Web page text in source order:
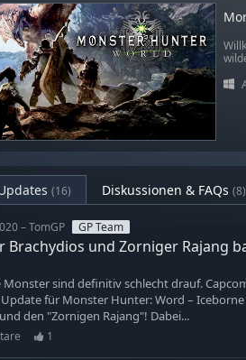
(16) Diskussionen & FAQs (8)
– TomGP GP Team
Brachydios und Zorniger Rajang
Monster sind definitiv schlecht drauf.
für Monster Hunter: Word –
den "Zornigen Rajang"! Dabei...
1